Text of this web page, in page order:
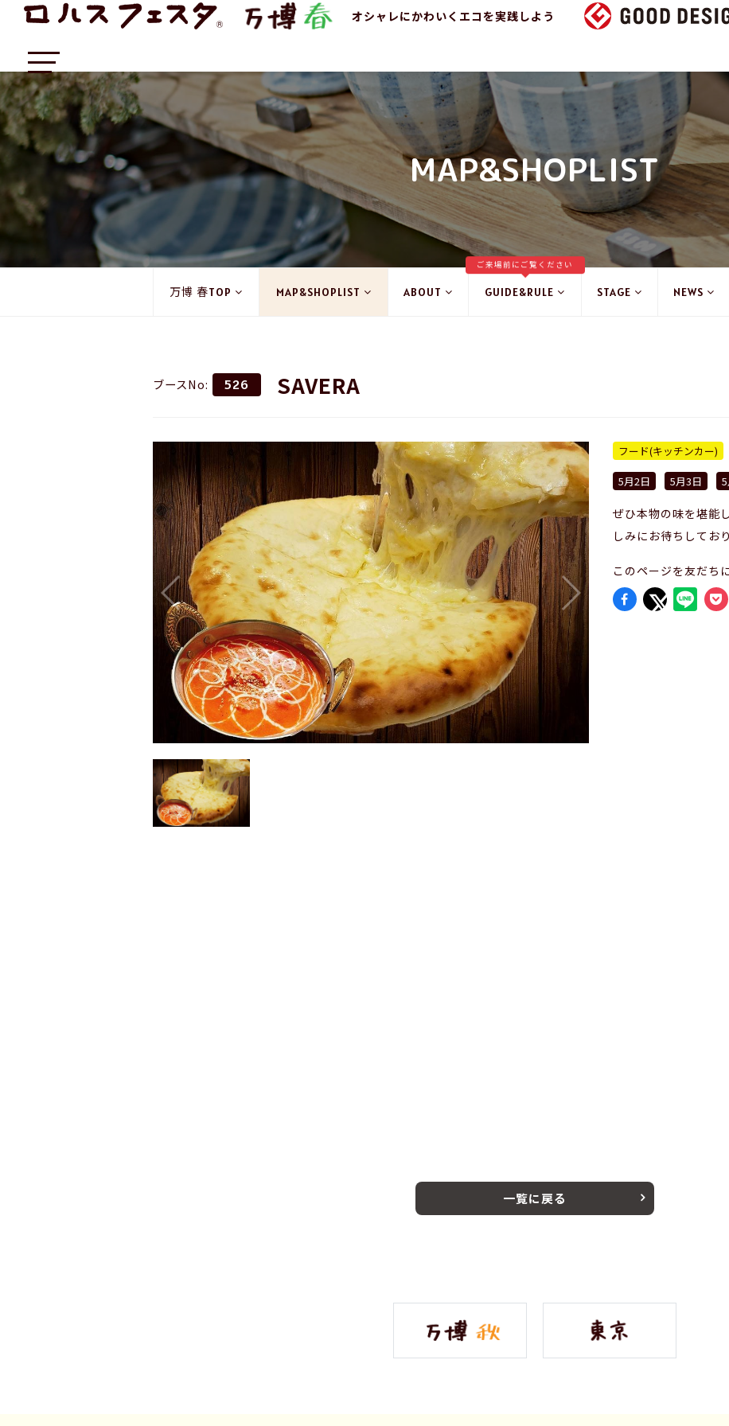
オシャレにかわいくエコを実践しよう
MAP&SHOPLIST
万博 春TOP MAP&SHOPLIST ABOUT GUIDE&RULE
ご来場前にご覧ください
STAGE NEWS
ブースNo: 526 SAVERA
フード(キッチンカー)
5月2日
5月3日
ぜひ本物の味を堪能
しみにお待ちしてお
このページを友だち
一覧に戻る